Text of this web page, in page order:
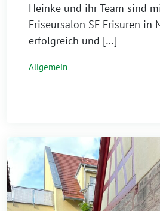
Heinke und ihr Team sind
Friseursalon SF Frisuren in
erfolgreich und […]
Allgemein